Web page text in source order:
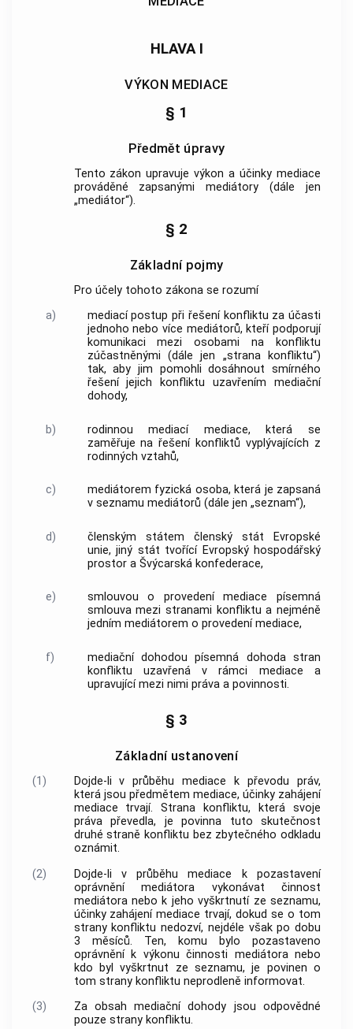
HLAVA I
VÝKON MEDIACE
§ 1
Předmět úpravy
Tento zákon upravuje výkon a účinky mediace
prováděné zapsanýmimediátory (dále jen
„mediátor“).
§ 2
Základní pojmy
Pro účely tohoto zákona se rozumí
a)
mediacípostup při řešení konfliktu za účasti
jednoho nebo více mediátorů, kteří podporují
komunikaci mezi osobami na konfliktu
zúčastněnými (dále jen „strana konfliktu“)
tak, aby jim pomohli dosáhnout smírného
řešení jejich konfliktu uzavřením mediační
dohody,
b) rodinnou mediací mediace, která se
zaměřuje na řešení konfliktů vyplývajících z
rodinných vztahů,
c) mediátorem fyzická osoba, která je zapsaná
v seznamu mediátorů (dále jen „seznam“),
d) členským státem členský stát Evropské
unie, jiný stát tvořící Evropský hospodářský
prostor a Švýcarská konfederace,
e) smlouvou o provedení mediace písemná
smlouva mezi stranami konfliktu a nejméně
jedním mediátorem o provedenímediace,
f) mediační dohodou písemná dohoda stran
konfliktu uzavřená v rámci mediace a
upravující mezi nimi práva a povinnosti.
§ 3
Základní ustanovení
(1) Dojde-li v průběhumediace k převodu práv,
která jsou předmětem mediace, účinky zahájení
mediace trvají. Strana konfliktu, která svoje
práva převedla, je povinna tuto skutečnost
druhé straně konfliktu bez zbytečného odkladu
oznámit.
(2)
Dojde-li v průběhumediace k pozastavení
oprávnění mediátora vykonávat činnost
mediátora nebo k jeho vyškrtnutí ze seznamu,
účinky zahájenímediace trvají, dokud se o tom
strany konfliktu nedozví, nejdéle však po dobu
3 měsíců. Ten, komu bylo pozastaveno
oprávnění k výkonu činnosti mediátora nebo
kdo byl vyškrtnut ze seznamu, je povinen o
tom strany konfliktu neprodleně informovat.
(3)
Za obsahmediační dohody jsou odpovědné
pouze strany konfliktu.